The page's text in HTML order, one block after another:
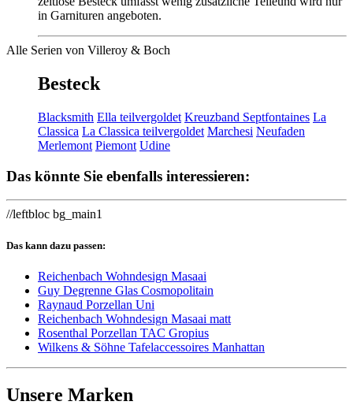
in Garnituren angeboten.
Alle Serien von Villeroy & Boch
Besteck
Blacksmith Ella teilvergoldet Kreuzband Septfontaines La
Classica La Classica teilvergoldet Marchesi Neufaden
Merlemont Piemont Udine
Das könnte Sie ebenfalls interessieren:
//leftbloc bg_main1
Das kann dazu passen:
Reichenbach Wohndesign Masaai
Guy Degrenne Glas Cosmopolitain
Raynaud Porzellan Uni
Reichenbach Wohndesign Masaai matt
Rosenthal Porzellan TAC Gropius
Wilkens & Söhne Tafelaccessoires Manhattan
Unsere Marken